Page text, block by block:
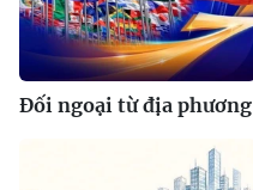
Đối ngoại từ địa phương